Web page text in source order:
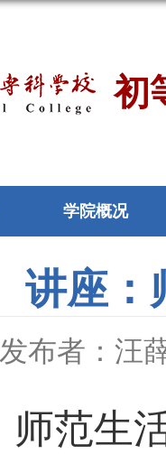
初
学院概况
讲座：
发布者：汪
师范生